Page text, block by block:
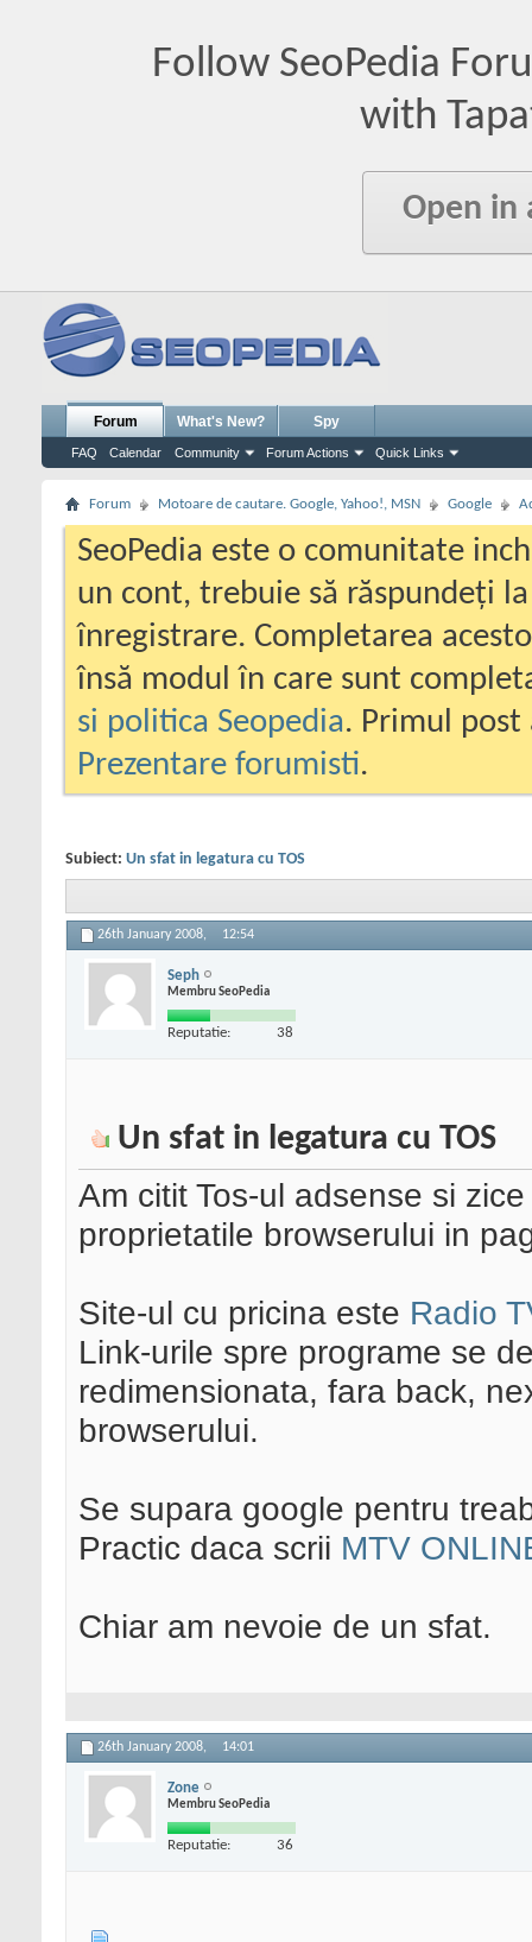
Follow SeoPedia
with
Open in
Forum
FAQ Calendar Community Forum Actions Quick Links
What's New? Spy
Forum Motoare de cautare. Google, Yahoo!, MSN Google
SeoPedia este o comunitate
un cont, trebuie să răspundeți
înregistrare. Completarea
însă modul în care sunt
si politica Seopedia. Primul
Prezentare forumisti.
Subiect: Un sfat in legatura cu TOS
26th January 2008, 12:54
Seph
Membru SeoPedia
Reputatie: 38
Un sfat in legatura cu TOS
Am citit Tos-ul adsense si
proprietatile browserului in
Site-ul cu pricina este Radio
Link-urile spre programe se
redimensionata, fara back,
browserului.
Se supara google pentru
Practic daca scrii MTV
Chiar am nevoie de un sfat.
26th January 2008, 14:01
Zone
Membru SeoPedia
Reputatie: 36